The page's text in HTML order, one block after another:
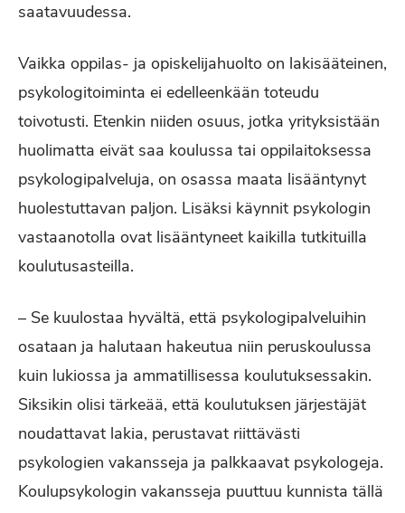
saatavuudessa.
Vaikka oppilas- ja opiskelijahuolto on lakisääteinen,
psykologitoiminta ei edelleenkään toteudu
toivotusti. Etenkin niiden osuus, jotka yrityksistään
huolimatta eivät saa koulussa tai oppilaitoksessa
psykologipalveluja, on osassa maata lisääntynyt
huolestuttavan paljon. Lisäksi käynnit psykologin
vastaanotolla ovat lisääntyneet kaikilla tutkituilla
koulutusasteilla.
– Se kuulostaa hyvältä, että psykologipalveluihin
osataan ja halutaan hakeutua niin peruskoulussa
kuin lukiossa ja ammatillisessa koulutuksessakin.
Siksikin olisi tärkeää, että koulutuksen järjestäjät
noudattavat lakia, perustavat riittävästi
psykologien vakansseja ja palkkaavat psykologeja.
Koulupsykologin vakansseja puuttuu kunnista tällä